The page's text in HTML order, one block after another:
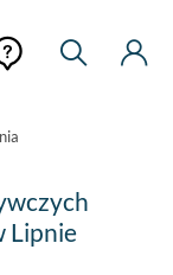
Moje
Lipnie